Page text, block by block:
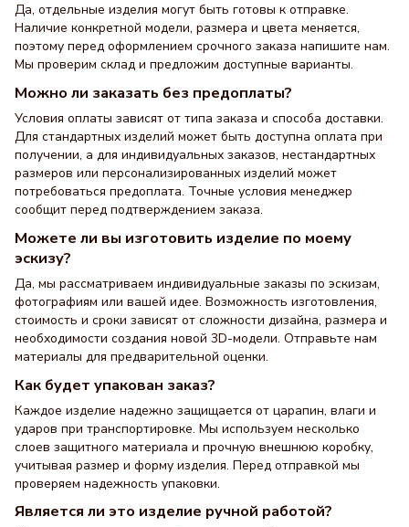
Да, отдельные изделия могут быть готовы к отправке.
Наличие конкретной модели, размера и цвета меняется,
поэтому перед оформлением срочного заказа напишите нам.
Мы проверим склад и предложим доступные варианты.
Можно ли заказать без предоплаты?
Условия оплаты зависят от типа заказа и способа доставки.
Для стандартных изделий может быть доступна оплата при
получении, а для индивидуальных заказов, нестандартных
размеров или персонализированных изделий может
потребоваться предоплата. Точные условия менеджер
сообщит перед подтверждением заказа.
Можете ли вы изготовить изделие по моему
эскизу?
Да, мы рассматриваем индивидуальные заказы по эскизам,
фотографиям или вашей идее. Возможность изготовления,
стоимость и сроки зависят от сложности дизайна, размера и
необходимости создания новой 3D-модели. Отправьте нам
материалы для предварительной оценки.
Как будет упакован заказ?
Каждое изделие надежно защищается от царапин, влаги и
ударов при транспортировке. Мы используем несколько
слоев защитного материала и прочную внешнюю коробку,
учитывая размер и форму изделия. Перед отправкой мы
проверяем надежность упаковки.
Является ли это изделие ручной работой?